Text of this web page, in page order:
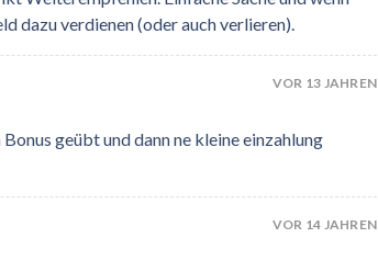
dazu verdienen (oder auch verlieren).
VOR 13 JAHREN
geübt und dann ne kleine einzahlung
VOR 14 JAHREN